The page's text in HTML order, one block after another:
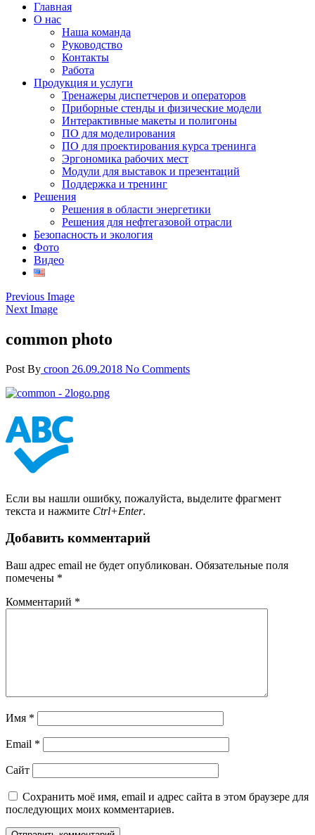
Главная
О нас
Наша команда
Руководство
Контакты
Работа
Продукция и услуги
Тренажеры диспетчеров и операторов
Приборные стенды и физические модели
Интерактивные макеты и полигоны
ПО для моделирования
ПО для проектирования курса тренинга
Эргономика рабочих мест
Модули для выставок и презентаций
Поддержка и тренинг
Решения
Решения в области энергетики
Решения для нефтегазовой отрасли
Безопасность и экология
Фото
Видео
Previous Image
Next Image
common photo
Post By croon 26.09.2018 No Comments
Если вы нашли ошибку, пожалуйста, выделите фрагмент
текста и нажмите Ctrl+Enter.
Добавить комментарий
Ваш адрес email не будет опубликован. Обязательные поля
помечены *
Комментарий *
Имя *
Email *
Сайт
Сохранить моё имя, email и адрес сайта в этом браузере для
последующих моих комментариев.